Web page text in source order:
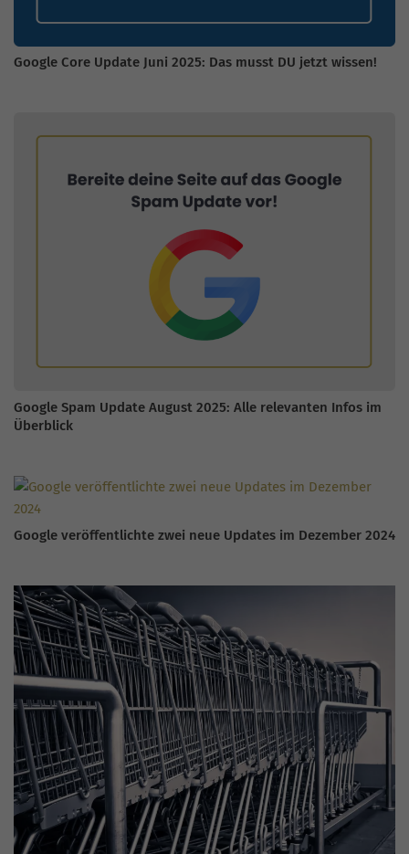
Google Core Update Juni 2025: Das musst DU jetzt wissen!
Google Spam Update August 2025: Alle relevanten Infos im
Überblick
Google veröffentlichte zwei neue Updates im Dezember 2024